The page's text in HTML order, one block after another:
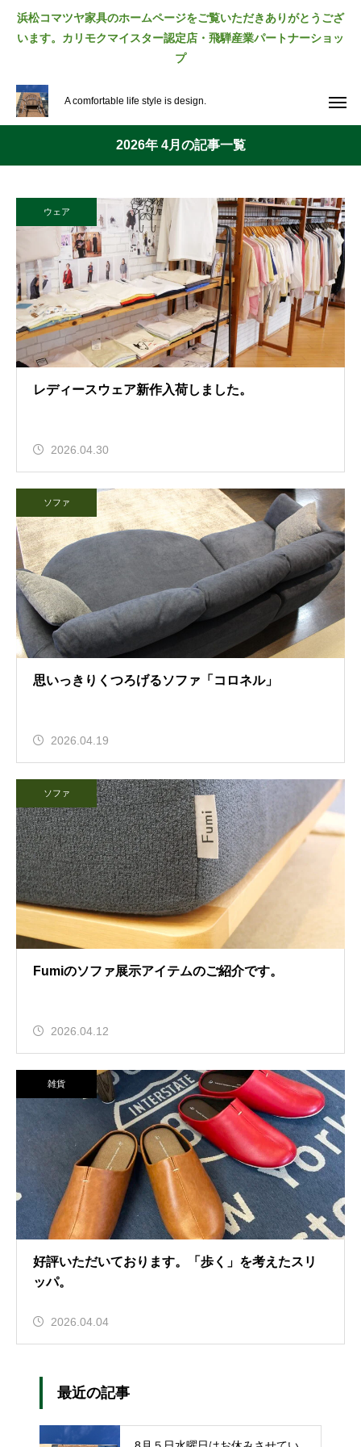
浜松コマツヤ家具のホームページをご覧いただきありがとうござ
います。カリモクマイスター認定店・飛騨産業パートナーショッ
プ
A comfortable life style is design.
2026年 4月の記事一覧
ウェア
レディースウェア新作入荷しました。
2026.04.30
ソファ
思いっきりくつろげるソファ「コロネル」
2026.04.19
ソファ
Fumiのソファ展示アイテムのご紹介です。
2026.04.12
雑貨
好評いただいております。「歩く」を考えたスリ
ッパ。
2026.04.04
最近の記事